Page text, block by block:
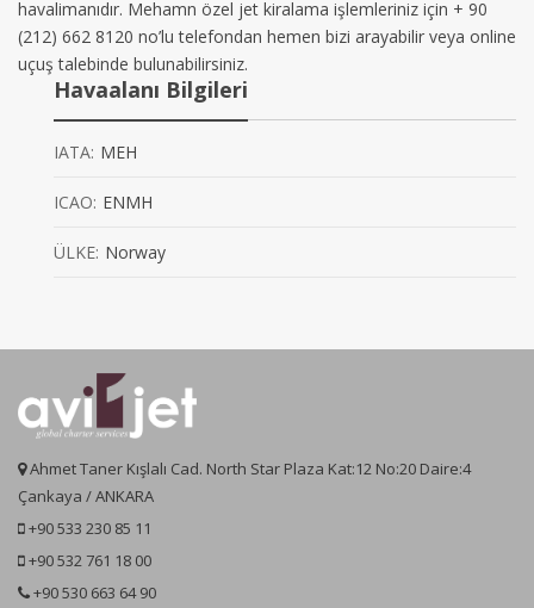
havalimanıdır. Mehamn özel jet kiralama işlemleriniz için + 90
(212) 662 8120 no’lu telefondan hemen bizi arayabilir veya online
uçuş talebinde bulunabilirsiniz.
Havaalanı Bilgileri
IATA: MEH
ICAO: ENMH
ÜLKE: Norway
Ahmet Taner Kışlalı Cad. North Star Plaza Kat:12 No:20 Daire:4
Çankaya / ANKARA
+90 533 230 85 11
+90 532 761 18 00
+90 530 663 64 90